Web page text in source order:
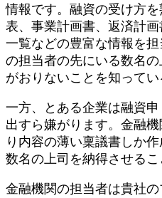
情報です。融資の受け方
表、事業計画書、返済計
一覧などの豊富な情報を
の担当者の先にいる数名
がおりないことを知ってい
一方、とある企業は融資
出すら嫌がります。金融
り内容の薄い稟議書しか
数名の上司を納得させるこ
金融機関の担当者は貴社